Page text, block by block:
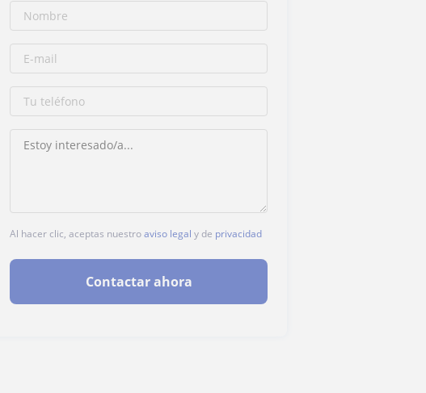
Al hacer clic, aceptas nuestroaviso legal y de privacidad
Contactar ahora